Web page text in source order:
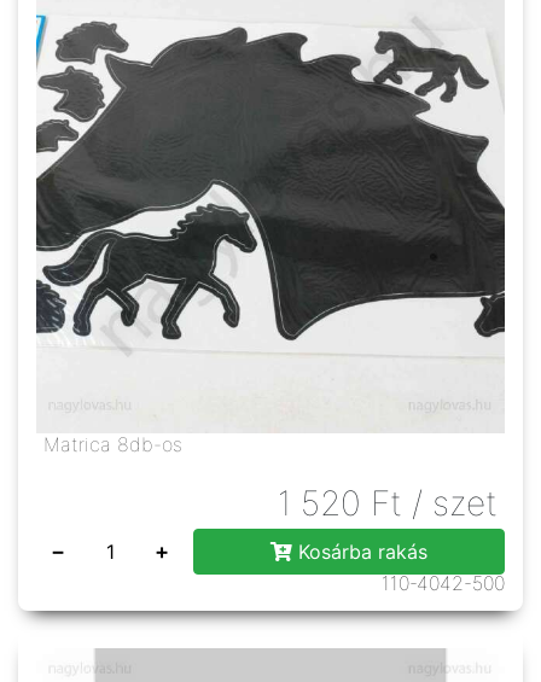
Matrica 8db-os
1 520 Ft / szet
− +
Kosárba rakás
110-4042-500